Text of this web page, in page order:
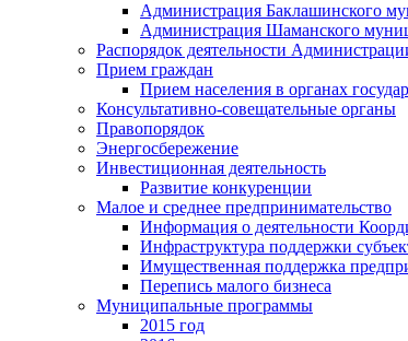
Администрация Баклашинского
Администрация Шаманского
Распорядок деятельности
Прием граждан
Прием населения в органах
Консультативно-совещательные органы
Правопорядок
Энергосбережение
Инвестиционная деятельность
Развитие конкуренции
Малое и среднее предпринимательство
Информация о деятельности
Инфраструктура поддержки
Имущественная поддержка
Перепись малого бизнеса
Муниципальные программы
2015 год